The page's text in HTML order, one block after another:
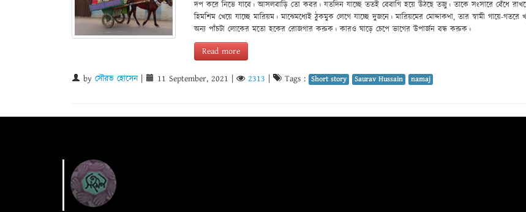
দপ করে নিভে যাবে। আসলবাড়ি তো কবর। যতদিন যাচ্ছে ততই বেবাগি হয়ে উঠছে তজু। তাকে সংসারে বেঁধে
হিমশিম খেয়ে যাচ্ছে মারিয়ম। মাঝেমধ্যেই ঠুকমুক লেগে যাচ্ছে দুজনে। মারিয়মের মোদ্দাকথা, তার স্বামী গায়ে-গতরে
অন্য পাঁচটা লোকের মতো হকের রোজগার করুক। কারও ঘাড়ে চেপে ভাগের উপার্জন বন্ধ করুক।
Read more
by সৌরভ হোসেন| 11 September, 2021 2313 Tags : Short story Saurav Hussain namaj